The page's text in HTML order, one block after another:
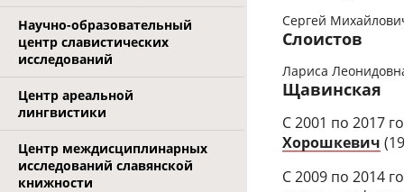
Научно-образовательный
центр славистических
исследований
Центр ареальной
лингвистики
Центр междисциплинарных
исследований славянской
книжности
Сергей
Слоистов
Лариса
Щавинская
С 2001 по 2017
Хорошкевич
С 2009 по 2014